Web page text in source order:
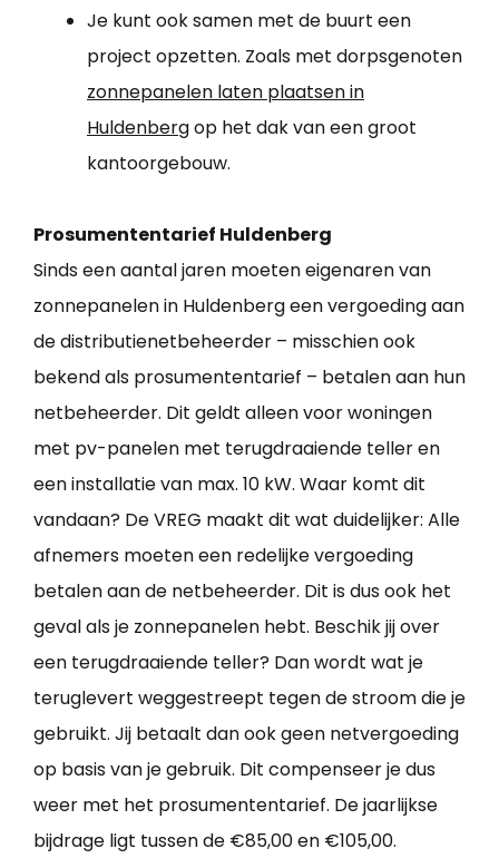
Je kunt ook samen met de buurt een
project opzetten. Zoals met dorpsgenoten
zonnepanelen laten plaatsen in
Huldenbergop het dak van een groot
kantoorgebouw.
Prosumententarief Huldenberg
Sinds een aantal jaren moeten eigenaren van
zonnepanelen in Huldenberg een vergoeding aan
de distributienetbeheerder – misschien ook
bekend als prosumententarief – betalen aan hun
netbeheerder. Dit geldt alleen voor woningen
met pv-panelen met terugdraaiende teller en
een installatie van max. 10 kW. Waar komt dit
vandaan? De VREG maakt dit wat duidelijker: Alle
afnemers moeten een redelijke vergoeding
betalen aan de netbeheerder. Dit is dus ook het
geval als je zonnepanelen hebt. Beschik jij over
een terugdraaiende teller? Dan wordt wat je
teruglevert weggestreept tegen de stroom die je
gebruikt. Jij betaalt dan ook geen netvergoeding
op basis van je gebruik. Dit compenseer je dus
weer met het prosumententarief. De jaarlijkse
bijdrage ligt tussen de €85,00 en €105,00.